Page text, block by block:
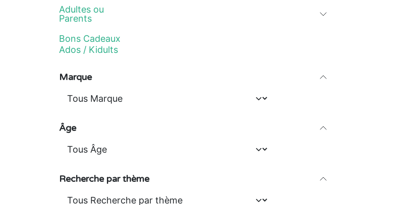
Adultes ou
Parents
Bons Cadeaux
Ados / Kidults
Marque
Âge
Recherche par thème